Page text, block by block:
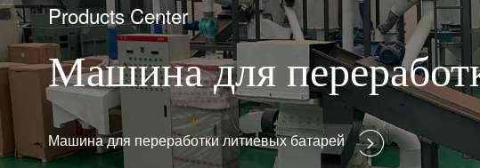
Products Center
Машина для
Машина для переработки литиевых батарей